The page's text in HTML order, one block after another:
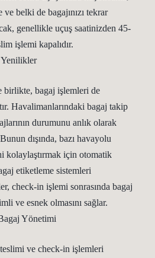
belki de bagajınızı tekrar
genellikle uçuş saatinizden 45-
işlemi kapalıdır.
bagaj işlemleri de
Havalimanlarındaki bagaj takip
durumunu anlık olarak
dışında, bazı havayolu
kolaylaştırmak için otomatik
etiketleme sistemleri
check-in işlemi sonrasında bagaj
ve esnek olmasını sağlar.
Yönetimi
ve check-in işlemleri